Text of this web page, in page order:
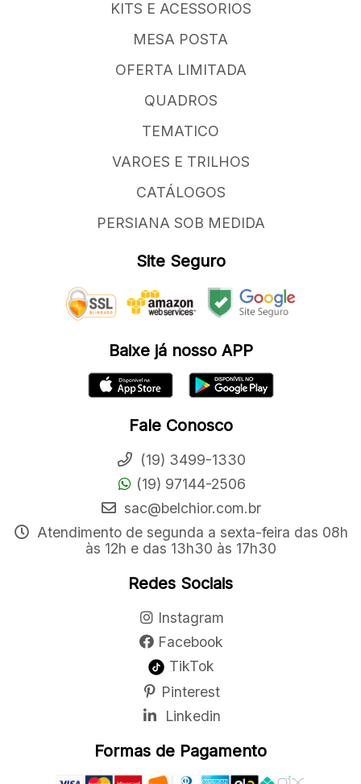
KITS E ACESSORIOS
MESA POSTA
OFERTA LIMITADA
QUADROS
TEMATICO
VAROES E TRILHOS
CATÁLOGOS
PERSIANA SOB MEDIDA
Site Seguro
Baixe já nosso APP
Fale Conosco
(19) 3499-1330
(19) 97144-2506
sac@belchior.com.br
Atendimento de segunda a sexta-feira das 08h
às 12h e das 13h30 às 17h30
Redes Sociais
Instagram
Facebook
TikTok
Pinterest
Linkedin
Formas de Pagamento